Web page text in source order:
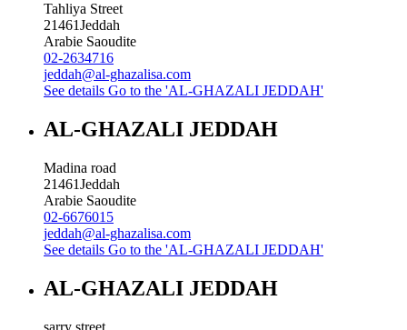
Tahliya Street
21461Jeddah
Arabie Saoudite
02-2634716
jeddah@al-ghazalisa.com
See details Go to the 'AL-GHAZALI JEDDAH'
AL-GHAZALI JEDDAH
Madina road
21461Jeddah
Arabie Saoudite
02-6676015
jeddah@al-ghazalisa.com
See details Go to the 'AL-GHAZALI JEDDAH'
AL-GHAZALI JEDDAH
sarry street